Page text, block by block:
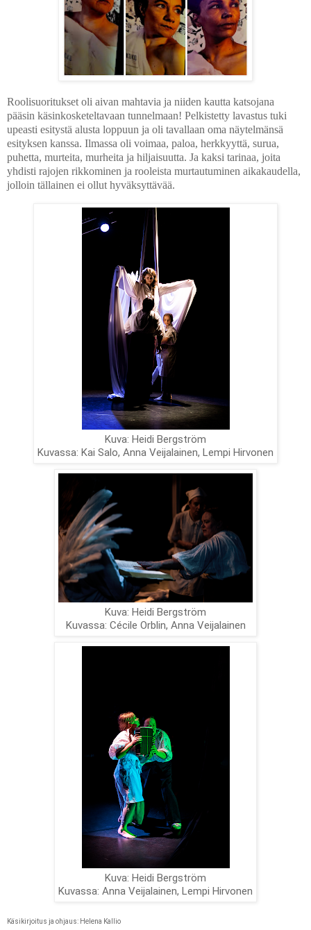
Roolisuoritukset oli aivan mahtavia ja niiden kautta katsojana
pääsin käsinkosketeltavaan tunnelmaan! Pelkistetty lavastus tuki
upeasti esitystä alusta loppuun ja oli tavallaan oma näytelmänsä
esityksen kanssa. Ilmassa oli voimaa, paloa, herkkyyttä, surua,
puhetta, murteita, murheita ja hiljaisuutta. Ja kaksi tarinaa, joita
yhdisti rajojen rikkominen ja rooleista murtautuminen aikakaudella,
jolloin tällainen ei ollut hyväksyttävää.
Kuva: Heidi Bergström
Kuvassa: Kai Salo, Anna Veijalainen, Lempi Hirvonen
Kuva: Heidi Bergström
Kuvassa: Cécile Orblin, Anna Veijalainen
Kuva: Heidi Bergström
Kuvassa: Anna Veijalainen, Lempi Hirvonen
Käsikirjoitus ja ohjaus: Helena Kallio